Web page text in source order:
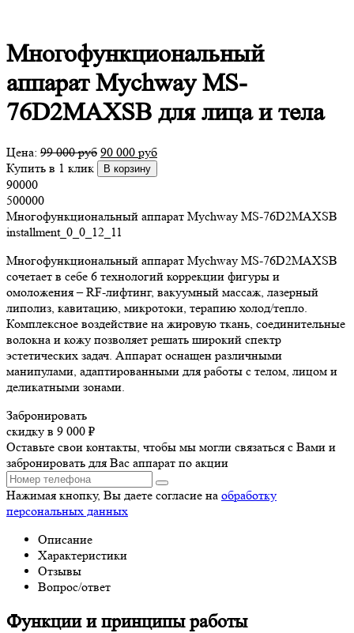
Многофункциональный
аппарат Mychway MS-
76D2MAXSB для лица и тела
Цена: 99 000руб 90 000 руб
Купить в 1 клик
В корзину
90000
500000
Многофункциональный аппарат Mychway MS-76D2MAXSB
installment_0_0_12_11
Многофункциональный аппарат Mychway MS-76D2MAXSB
сочетает в себе 6 технологий коррекции фигуры и
омоложения – RF-лифтинг, вакуумный массаж, лазерный
липолиз, кавитацию, микротоки, терапию холод/тепло.
Комплексное воздействие на жировую ткань, соединительные
волокна и кожу позволяет решать широкий спектр
эстетических задач. Аппарат оснащен различными
манипулами, адаптированными для работы с телом, лицом и
деликатными зонами.
Забронировать
скидку в 9 000 ₽
Оставьте свои контакты, чтобы мы могли связаться с Вами и
забронировать для Вас аппарат по акции
Нажимая кнопку, Вы даете согласие на обработку
персональных данных
Описание
Характеристики
Отзывы
Вопрос/ответ
Функции и принципы работы